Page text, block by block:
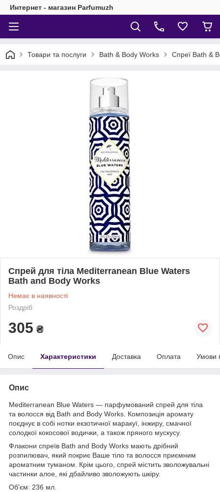
Интернет - магазин Parfumuzh
Товари та послуги Bath & Body Works Спреї Bath &
Спрей для тіла Mediterranean Blue Waters
Bath and Body Works
Немає в наявності
Роздріб
305 ₴
Опис Характеристики Доставка Оплата Умови
Опис
Mediterranean Blue Waters — парфумований спрей для тіла
та волосся від Bath and Body Works. Композиція аромату
поєднує в собі нотки екзотичної маракуї, інжиру, смачної
солодкої кокосової водички, а також пряного мускусу.
Флакони спреїв Bath and Body Works мають дрібний
розпилювач, який покриє Ваше тіло та волосся приємним
ароматним туманом. Крім цього, спрей містить зволожувальні
частинки алое, які дбайливо зволожують шкіру.
Об'єм: 236 мл.